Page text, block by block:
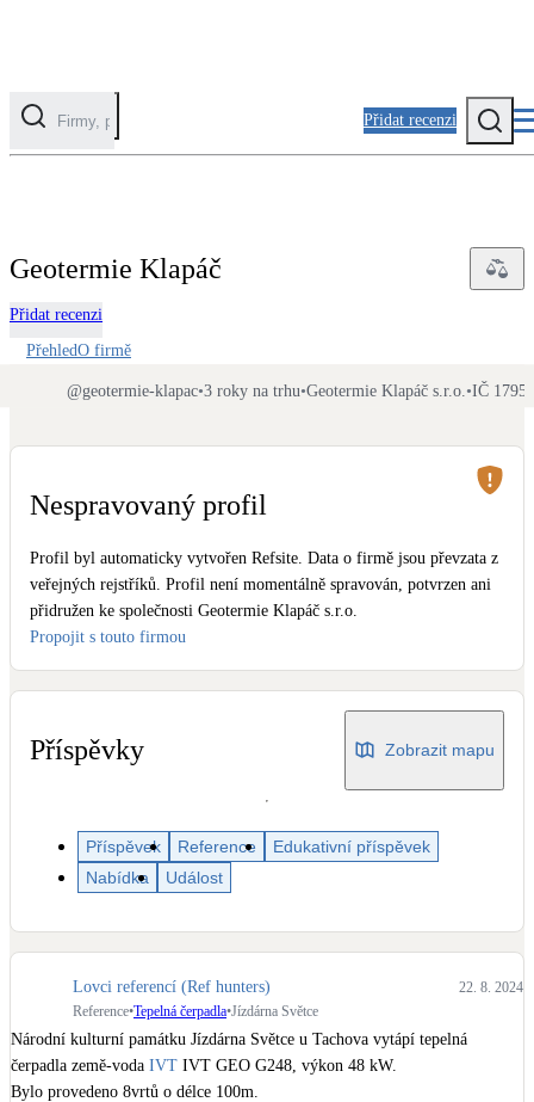
Přidat recenzi
Solární ohřev vody
Solární termický systém
Na přípravu teplé vody i přitápění
Větrání s rekuperací
Teplovzdušné vytápění
Rekonstrukce
Kotle
Geotermie Klapáč
Přidat recenzi
PřehledO firmě
@geotermie-klapac•3 roky na trhu•Geotermie Klapáč s.r.o.•IČ
Nespravovaný profil
Profil byl automaticky vytvořen Refsite. Data o firmě jsou převzata z
veřejných rejstříků. Profil není momentálně spravován, potvrzen ani
přidružen ke společnosti Geotermie Klapáč s.r.o.
Propojit s touto firmou
Příspěvky Zobrazit mapu
Příspěvek Reference
Edukativní příspěvek
Nabídka
Událost
Lovci referencí (Ref hunters)
22. 8. 2024
Reference•Tepelná čerpadla•Jízdárna Světce
Národní kulturní památku Jízdárna Světce u Tachova vytápí tepelná
čerpadla země-voda IVT IVT GEO G248, výkon 48 kW.
Bylo provedeno 8vrtů o délce 100m.